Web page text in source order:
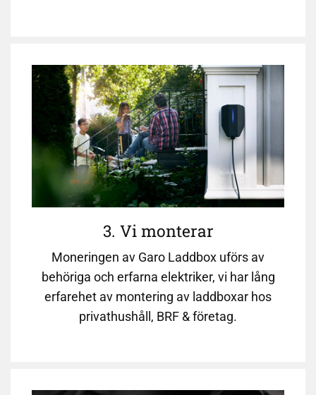
3. Vi monterar
Moneringen av Garo Laddbox uförs av
behöriga och erfarna elektriker, vi har lång
erfarehet av montering av laddboxar hos
privathushåll, BRF & företag.